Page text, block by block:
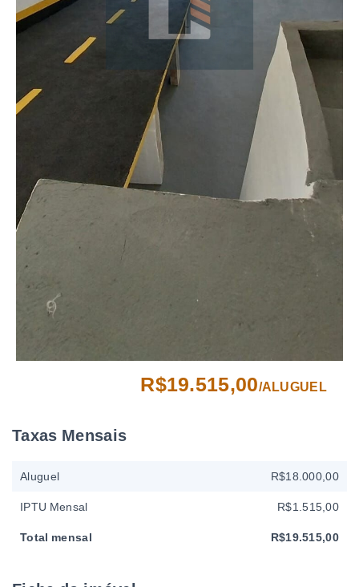
R$19.515,00/ALUGUEL
Taxas Mensais
Aluguel R$18.000,00
IPTU Mensal R$1.515,00
Total mensal R$19.515,00